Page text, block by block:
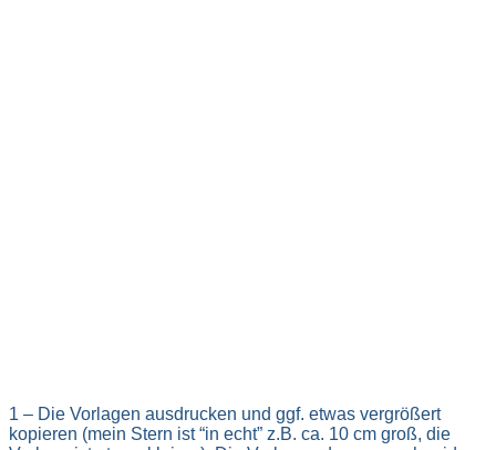
1 – Die Vorlagen ausdrucken und ggf. etwas vergrößert
kopieren (mein Stern ist “in echt” z.B. ca. 10 cm groß, die